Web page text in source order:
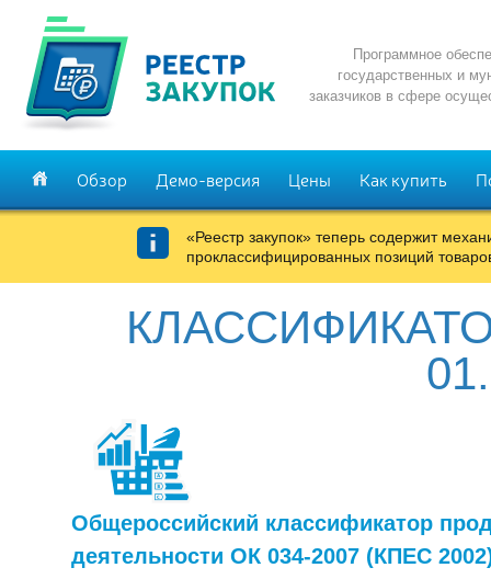
Программное
государственных и
заказчиков в сфере
Обзор Демо-версия Цены Как купить
«Реестр закупок» теперь содержит
проклассифицированных позиций
Общероссийский классификатор
деятельности ОК 034-2007 (КПЕС